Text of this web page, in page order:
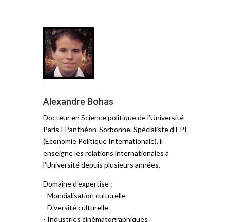
Alexandre Bohas
Docteur en Science politique de l’Université
Paris I Panthéon-Sorbonne. Spécialiste d’EPI
(Économie Politique Internationale), il
enseigne les relations internationales à
l’Université depuis plusieurs années.
Domaine d'expertise :
- Mondialisation culturelle
- Diversité culturelle
- Industries cinématographiques